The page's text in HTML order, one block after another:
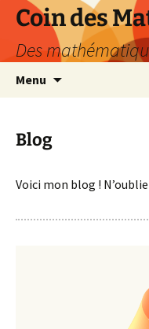
Aller
contenu
Coin des
Des
Menu
Blog
Voici mon blog !